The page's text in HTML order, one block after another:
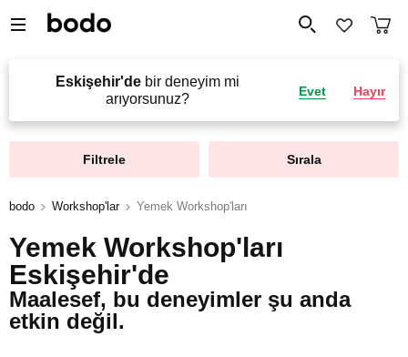
Eskişehir'debir deneyim mi
arıyorsunuz?
Evet Hayır
Filtrele Sırala
bodo Workshop'lar Yemek Workshop'ları
Yemek Workshop'ları
Eskişehir'de
Maalesef, bu deneyimler şu anda
etkin değil.